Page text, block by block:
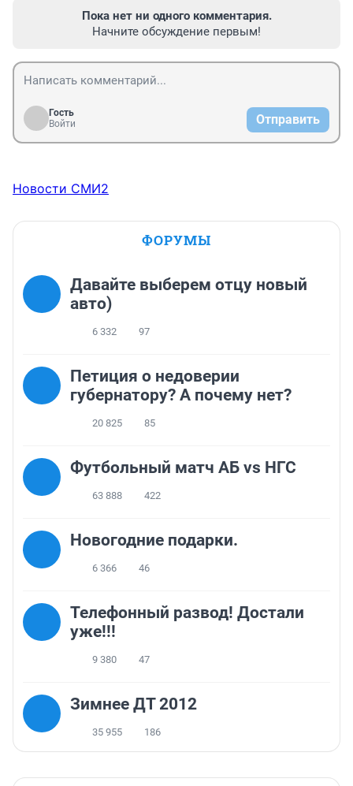
Пока нет ни одного комментария.
Начните обсуждение первым!
Гость
Войти
Отправить
Новости СМИ2
ФОРУМЫ
Давайте выберем отцу новый
авто)
6 332 97
Петиция о недоверии
губернатору? А почему нет?
20 825 85
Футбольный матч АБ vs НГС
63 888 422
Новогодние подарки.
6 366 46
Телефонный развод! Достали
уже!!!
9 380 47
Зимнее ДТ 2012
35 955 186